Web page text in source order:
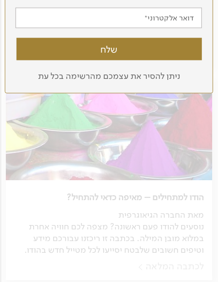
שמתאימות למי שמיצה זה מכבר את הדרך המוכרת
והמתויירת.
הודו למתחילים – מאיפה כדאי להתחיל?
מאת החברה הגיאוגרפית
נוסעים להודו פעם ראשונה? מצפה לכם חוויה אחרת
במלוא מובן המילה. בכתבה זו ריכזנו עבורכם מידע
וטיפים חשובים שלבטח יסייעו לכל מטייל חדש בהודו.
דואר אלקטרוני
ניתן להסיר את עצמכם מהרשימה בכל עת